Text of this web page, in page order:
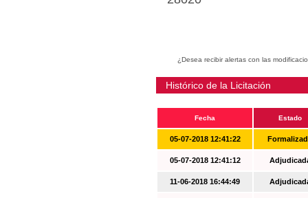
¿Desea recibir alertas con las
Histórico de la Licitación
Fecha Estado
05-07-2018 12:41:22
05-07-2018 12:41:12
11-06-2018 16:44:49